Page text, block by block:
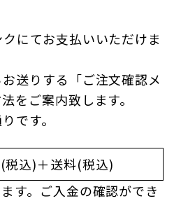
にてお支払いいただけま
送りする「ご注文確認メ
をご案内致します。
です。
税込)＋送料(税込)
す。ご入金の確認ができ